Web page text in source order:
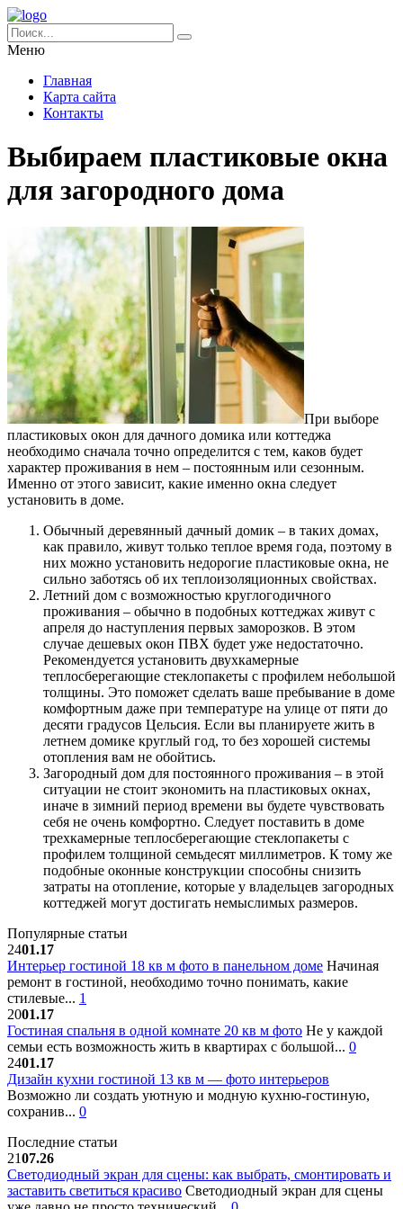
Меню
Главная
Карта сайта
Контакты
Выбираем пластиковые окна
для загородного дома
При выборе
пластиковых окон для дачного домика или коттеджа
необходимо сначала точно определится с тем, каков будет
характер проживания в нем – постоянным или сезонным.
Именно от этого зависит, какие именно окна следует
установить в доме.
Обычный деревянный дачный домик – в таких домах,
как правило, живут только теплое время года, поэтому в
них можно установить недорогие пластиковые окна, не
сильно заботясь об их теплоизоляционных свойствах.
Летний дом с возможностью круглогодичного
проживания – обычно в подобных коттеджах живут с
апреля до наступления первых заморозков. В этом
случае дешевых окон ПВХ будет уже недостаточно.
Рекомендуется установить двухкамерные
теплосберегающие стеклопакеты с профилем небольшой
толщины. Это поможет сделать ваше пребывание в доме
комфортным даже при температуре на улице от пяти до
десяти градусов Цельсия. Если вы планируете жить в
летнем домике круглый год, то без хорошей системы
отопления вам не обойтись.
Загородный дом для постоянного проживания – в этой
ситуации не стоит экономить на пластиковых окнах,
иначе в зимний период времени вы будете чувствовать
себя не очень комфортно. Следует поставить в доме
трехкамерные теплосберегающие стеклопакеты с
профилем толщиной семьдесят миллиметров. К тому же
подобные оконные конструкции способны снизить
затраты на отопление, которые у владельцев загородных
коттеджей могут достигать немыслимых размеров.
Популярные статьи
2401.17
Интерьер гостиной 18 кв м фото в панельном доме Начиная
ремонт в гостиной, необходимо точно понимать, какие
стилевые... 1
2001.17
Гостиная спальня в одной комнате 20 кв м фото Не у каждой
семьи есть возможность жить в квартирах с большой... 0
2401.17
Дизайн кухни гостиной 13 кв м — фото интерьеров
Возможно ли создать уютную и модную кухню-гостиную,
сохранив... 0
Последние статьи
2107.26
Светодиодный экран для сцены: как выбрать, смонтировать и
заставить светиться красиво Светодиодный экран для сцены